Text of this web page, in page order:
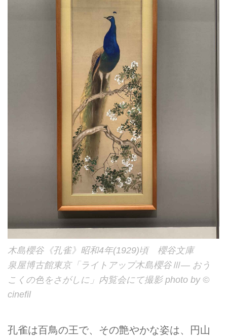
木島櫻谷《孔雀》昭和4年(1929)頃 櫻谷文庫
泉屋博古館東京「ライトアップ木島櫻谷Ⅲ― おう
こくの色をさがしに」内覧会にて撮影 photo by ©
cinefil
孔雀は百鳥の王で、その艶やかな姿は、円山